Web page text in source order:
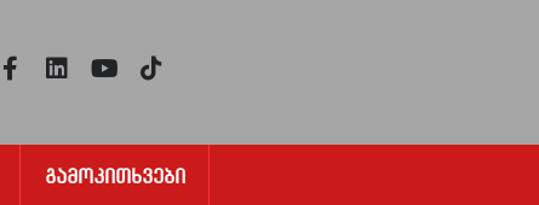
Გამოკითხვები